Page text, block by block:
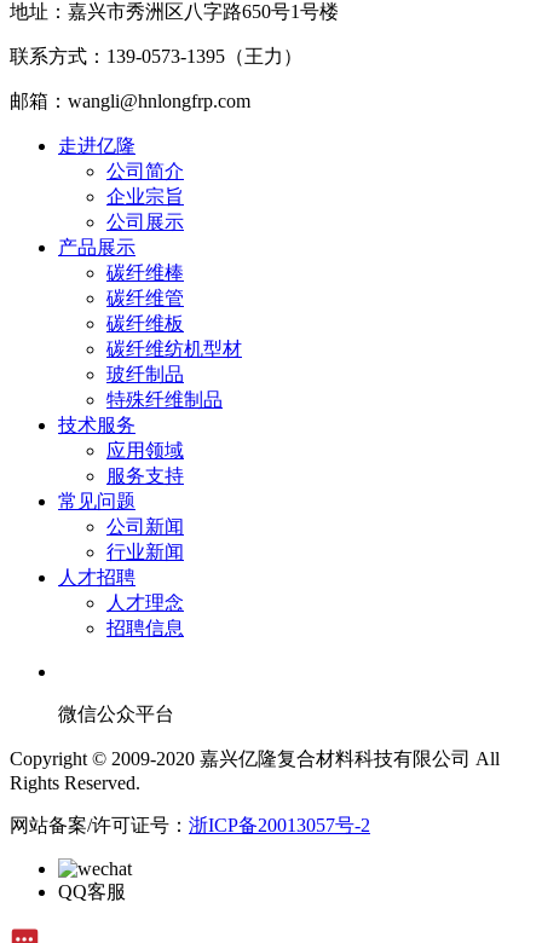
地址：嘉兴市秀洲区八字路650号1号楼
联系方式：139-0573-1395（王力）
邮箱：wangli@hnlongfrp.com
走进亿隆
公司简介
企业宗旨
公司展示
产品展示
碳纤维棒
碳纤维管
碳纤维板
碳纤维纺机型材
玻纤制品
特殊纤维制品
技术服务
应用领域
服务支持
常见问题
公司新闻
行业新闻
人才招聘
人才理念
招聘信息
微信公众平台
Copyright © 2009-2020 嘉兴亿隆复合材料科技有限公司 All
Rights Reserved.
网站备案/许可证号： 浙ICP备20013057号-2
QQ客服